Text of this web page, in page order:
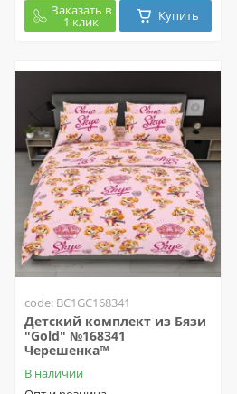
Заказать в
1 клик Купить
code: BC1GC168341
Детский комплект из Бязи
"Gold" №168341
Черешенка™
В наличии